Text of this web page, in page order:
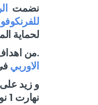
نضمت
لحماية
.من
الاوربي
نهارت 1 نوفمبر 2017، و زيد المناقشة الي جاية لمشروع قانون لحماية المعطيات الشخصية